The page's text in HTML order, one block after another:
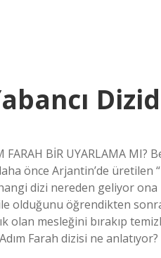
BİR UYARLAMA MI?
önce Arjantin’de üretilen
dizi nereden geliyor ona
olduğunu öğrendikten
olan mesleğini bırakıp
Farah dizisi ne